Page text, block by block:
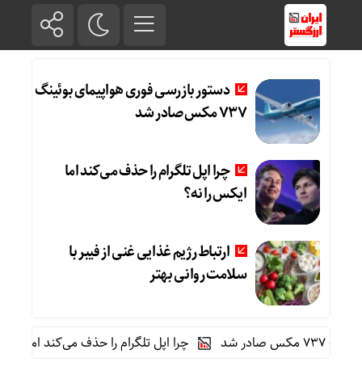
دستور بازرسی فوری هواپیمای بوئینگ
۷۳۷ مکس صادر شد
چرا اپل تلگرام را حذف می‌کند اما
ایکس را نه؟
ارتباط رژیم غذایی غنی از فیبر با
سلامت روانی بهتر
چرا اپل تلگرام را حذف می‌کند اما ایکس را